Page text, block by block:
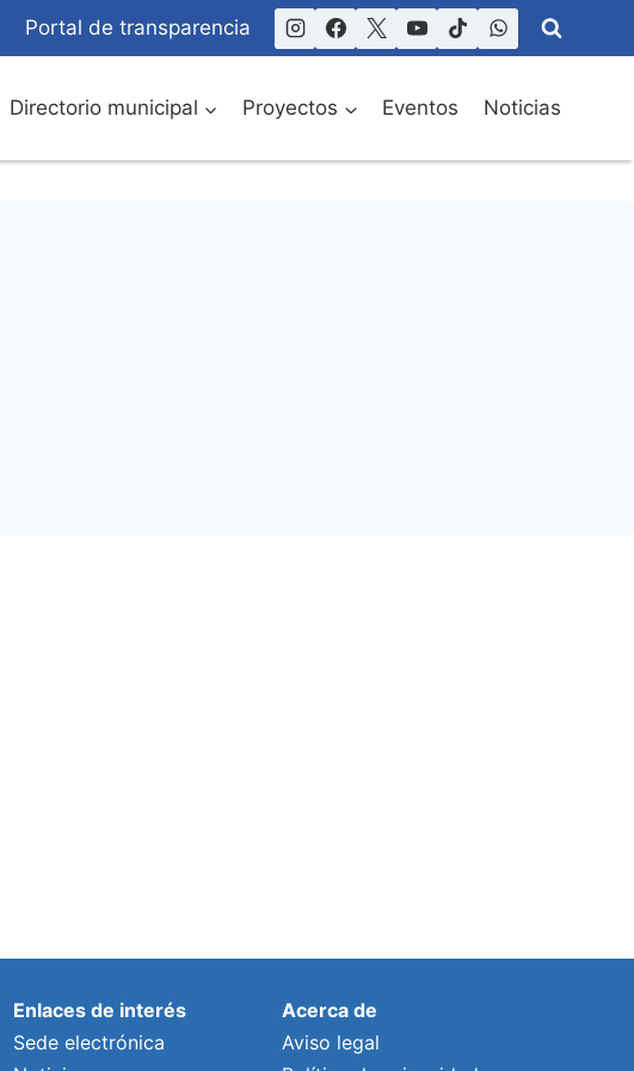
Portal de transparencia
Directorio municipal Proyectos Eventos Noticias
Enlaces de interés
Sede electrónica
Acerca de
Aviso legal